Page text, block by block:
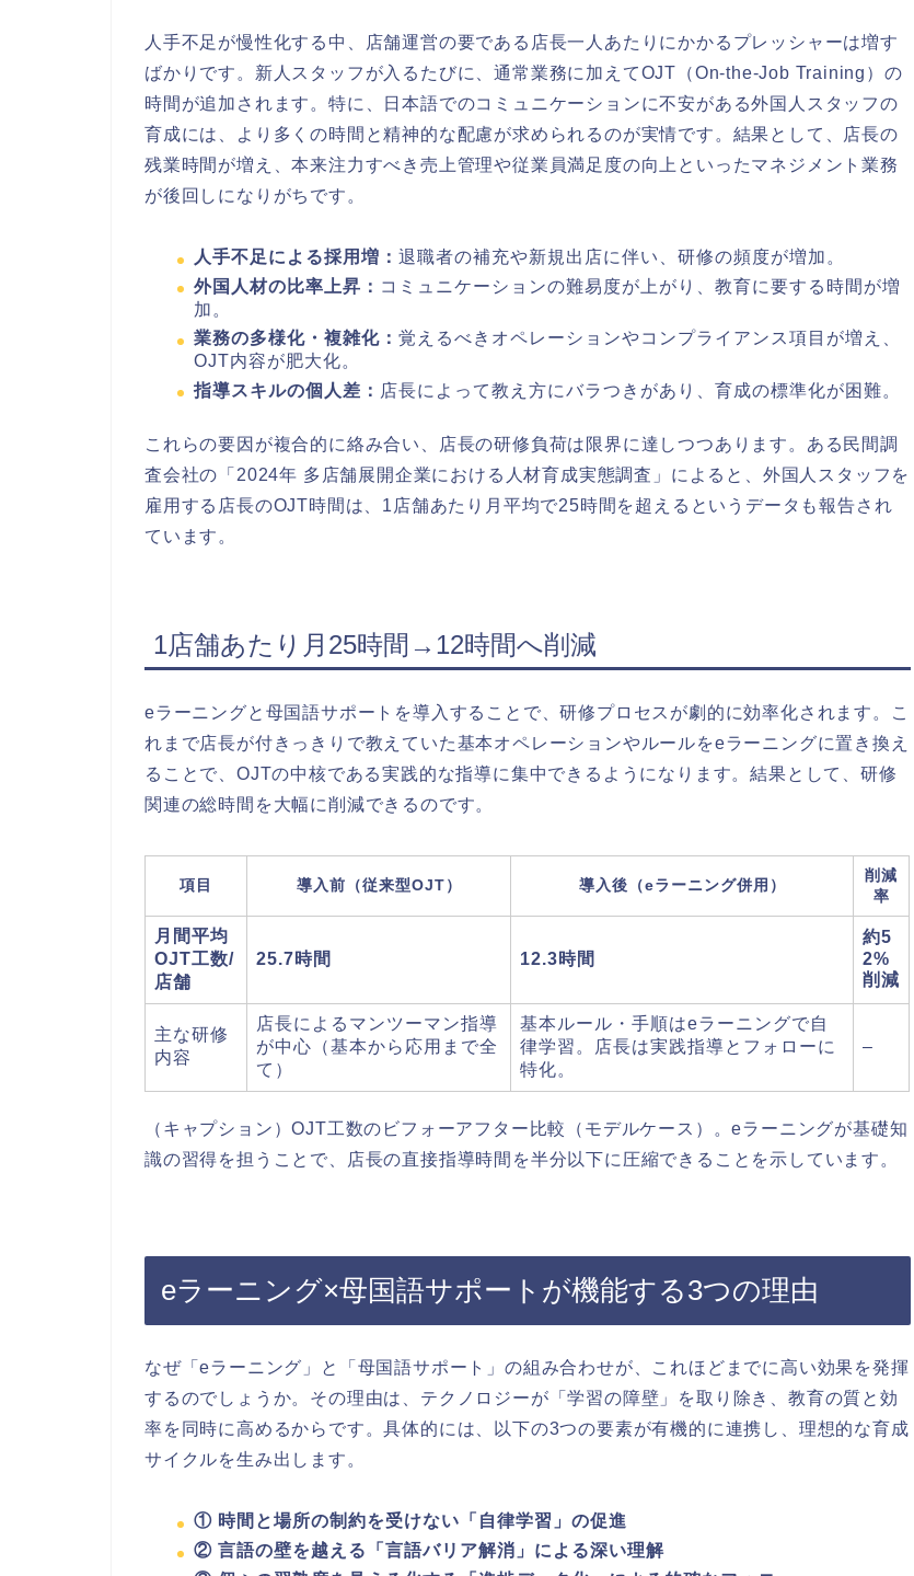
人手不足が慢性化する中、店舗運営の要である店長一人あたりにかかるプレッシャーは増す
ばかりです。新人スタッフが入るたびに、通常業務に加えてOJT（On-the-Job Training）の
時間が追加されます。特に、日本語でのコミュニケーションに不安がある外国人スタッフの
育成には、より多くの時間と精神的な配慮が求められるのが実情です。結果として、店長の
残業時間が増え、本来注力すべき売上管理や従業員満足度の向上といったマネジメント業務
が後回しになりがちです。
人手不足による採用増： 退職者の補充や新規出店に伴い、研修の頻度が増加。
外国人材の比率上昇： コミュニケーションの難易度が上がり、教育に要する時間が増
加。
業務の多様化・複雑化： 覚えるべきオペレーションやコンプライアンス項目が増え、
OJT内容が肥大化。
指導スキルの個人差： 店長によって教え方にバラつきがあり、育成の標準化が困難。
これらの要因が複合的に絡み合い、店長の研修負荷は限界に達しつつあります。ある民間調
査会社の「2024年 多店舗展開企業における人材育成実態調査」によると、外国人スタッフを
雇用する店長のOJT時間は、1店舗あたり月平均で25時間を超えるというデータも報告され
ています。
1店舗あたり月25時間→12時間へ削減
eラーニングと母国語サポートを導入することで、研修プロセスが劇的に効率化されます。こ
れまで店長が付きっきりで教えていた基本オペレーションやルールをeラーニングに置き換え
ることで、OJTの中核である実践的な指導に集中できるようになります。結果として、研修
関連の総時間を大幅に削減できるのです。
項目 導入前（従来型OJT） 導入後（eラーニング併用）
削減
率
月間平均
OJT工数/
店舗
25.7時間 12.3時間
約5
2%
削減
主な研修
内容
店長によるマンツーマン指導
が中心（基本から応用まで全
て）
基本ルール・手順はeラーニングで自
律学習。店長は実践指導とフォローに
特化。
–
（キャプション）OJT工数のビフォーアフター比較（モデルケース）。eラーニングが基礎知
識の習得を担うことで、店長の直接指導時間を半分以下に圧縮できることを示しています。
eラーニング×母国語サポートが機能する3つの理由
なぜ「eラーニング」と「母国語サポート」の組み合わせが、これほどまでに高い効果を発揮
するのでしょうか。その理由は、テクノロジーが「学習の障壁」を取り除き、教育の質と効
率を同時に高めるからです。具体的には、以下の3つの要素が有機的に連携し、理想的な育成
サイクルを生み出します。
① 時間と場所の制約を受けない「自律学習」の促進
② 言語の壁を越える「言語バリア解消」による深い理解